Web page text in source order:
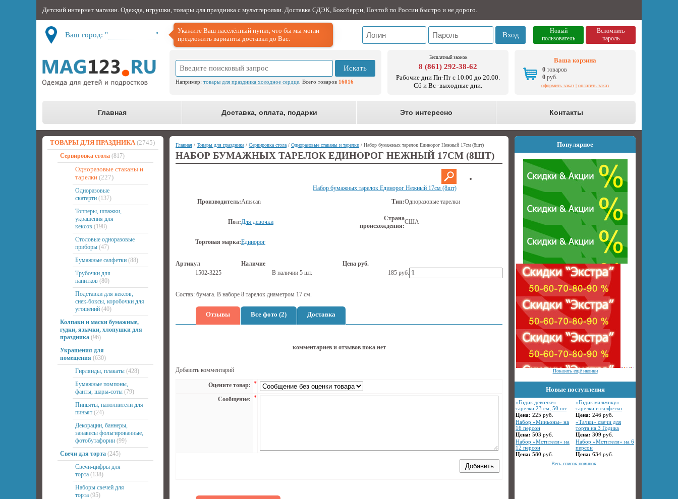
Детский интернет магазин. Одежда, игрушки, товары для праздника с мультгероями. Доставка СДЭК, Боксберри, Почтой по России быстро и не дорого.
Ваш город: " "
Укажите Ваш населённый пункт, что бы мы могли
предложить варианты доставки до Вас.
Вход
Новый
пользователь
Вспомнить
пароль
Искать
Например: товары для праздника холодное сердце . Всего товаров 16016
Бесплатный звонок
8 (861) 292-38-62
Рабочие дни Пн-Пт с 10.00 до 20.00.
Сб и Вс -выходные дни.
Ваша корзина
0 товаров
0 руб.
оформить заказ | оплатить заказ
Главная Доставка, оплата, подарки Это интересно Контакты
ТОВАРЫ ДЛЯ ПРАЗДНИКА (2745)
Сервировка стола (817)
Одноразовые стаканы и
тарелки (227)
Одноразовые
скатерти (137)
Топперы, шпажки,
украшения для
кексов (198)
Столовые одноразовые
приборы (47)
Бумажные салфетки (88)
Трубочки для
напитков (80)
Подставки для кексов,
снек-боксы, коробочки для
угощений (40)
Колпаки и маски бумажные,
гудки, язычки, хлопушки для
праздника (96)
Украшения для
помещения (630)
Гирлянды, плакаты (428)
Бумажные помпоны,
фанты, шары-соты (79)
Пиньяты, наполнители для
пиньят (24)
Декорации, баннеры,
занавесы фольгированные,
фотобутафории (99)
Свечи для торта (245)
Свечи-цифры для
торта (138)
Наборы свечей для
торта (95)
Главная / Товары для праздника / Сервировка стола / Одноразовые стаканы и тарелки / Набор бумажных тарелок Единорог Нежный 17см (8шт)
НАБОР БУМАЖНЫХ ТАРЕЛОК ЕДИНОРОГ НЕЖНЫЙ 17СМ (8ШТ)
Набор бумажных тарелок Единорог Нежный 17см (8шт)
Производитель:Amscan Тип:Одноразовые тарелки
Пол:Для девочки
Страна
происхождения:
США
Торговая марка:Единорог
Артикул Наличие
Цена руб.
1502-3225
В наличии 5 шт. 185 руб.
Состав: бумага. В наборе 8 тарелок диаметром 17 см.
Отзывы Все фото (2) Доставка
комментариев и отзывов пока нет
Добавить комментарий
Оцените товар: *
Сообщение: *
Популярное
Показать ещё иконки
Новые поступления
«Годик девочке»
тарелки 23 см, 50 шт
Цена: 225 руб.
«Годик мальчику»
тарелки и салфетки
Цена: 246 руб.
Набор «Миньоны» на
16 персон
Цена: 503 руб.
«Тачки» свечи для
торта на 3 Годика
Цена: 309 руб.
Набор «Мстители» на
12 персон
Цена: 580 руб.
Набор «Мстители» на 6
персон
Цена: 634 руб.
Весь список новинок